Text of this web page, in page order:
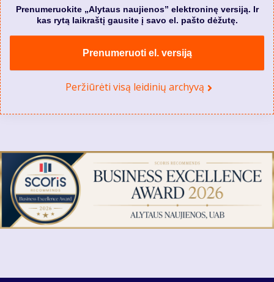
Prenumeruokite „Alytaus naujienos” elektroninę versiją. Ir
kas rytą laikraštį gausite į savo el. pašto dėžutę.
Prenumeruoti el. versiją
Peržiūrėti visą leidinių archyvą